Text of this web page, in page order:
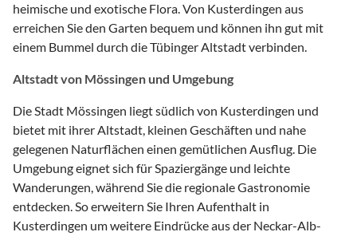
heimische und exotische Flora. Von Kusterdingen aus
erreichen Sie den Garten bequem und können ihn gut mit
einem Bummel durch die Tübinger Altstadt verbinden.
Altstadt von Mössingen und Umgebung
Die Stadt Mössingen liegt südlich von Kusterdingen und
bietet mit ihrer Altstadt, kleinen Geschäften und nahe
gelegenen Naturflächen einen gemütlichen Ausflug. Die
Umgebung eignet sich für Spaziergänge und leichte
Wanderungen, während Sie die regionale Gastronomie
entdecken. So erweitern Sie Ihren Aufenthalt in
Kusterdingen um weitere Eindrücke aus der Neckar-Alb-